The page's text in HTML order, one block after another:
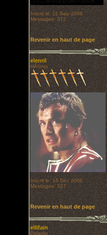
Inscrit le: 11 Sep 2006
Messages: 372
Revenir en haut de page
elenril
HÃ©ros
Inscrit le: 16 Déc 2006
Messages: 527
Revenir en haut de page
ellifain
Paladin